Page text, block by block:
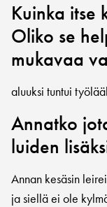
Kuinka itse
Oliko se
mukavaa
aluuksi tuntui
Annatko
luiden
Annan kesäsin
ja siellä ei ole